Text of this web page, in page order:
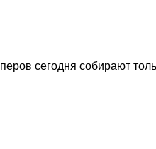
сегодня собирают